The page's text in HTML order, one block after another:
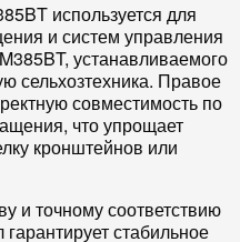
используется для
и систем управления
устанавливаемого
сельхозтехника. Правое
совместимость по
что упрощает
кронштейнов или
и точному соответствию
гарантирует стабильное